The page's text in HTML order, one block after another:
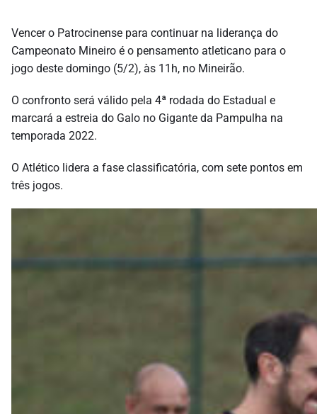
Vencer o Patrocinense para continuar na liderança do
Campeonato Mineiro é o pensamento atleticano para o
jogo deste domingo (5/2), às 11h, no Mineirão.
O confronto será válido pela 4ª rodada do Estadual e
marcará a estreia do Galo no Gigante da Pampulha na
temporada 2022.
O Atlético lidera a fase classificatória, com sete pontos em
três jogos.